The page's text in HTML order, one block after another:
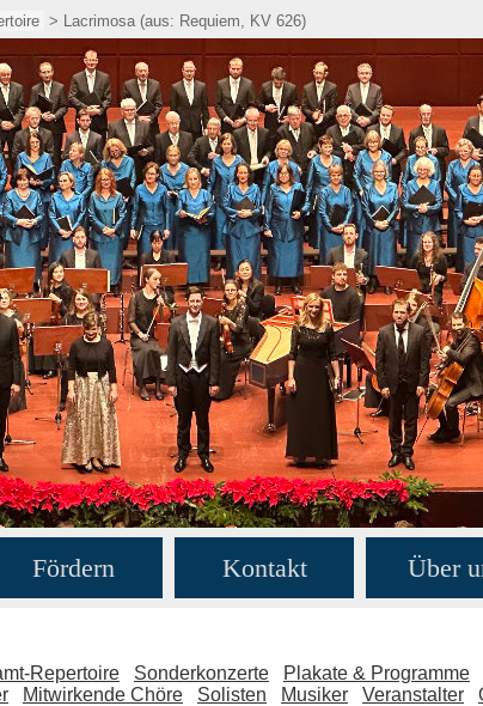
> Lacrimosa (aus: Requiem, KV 626)
Fördern Kontakt Über
Repertoire Sonderkonzerte
Plakate & Programme
Mitwirkende Chöre Solisten Musiker Veranstalter